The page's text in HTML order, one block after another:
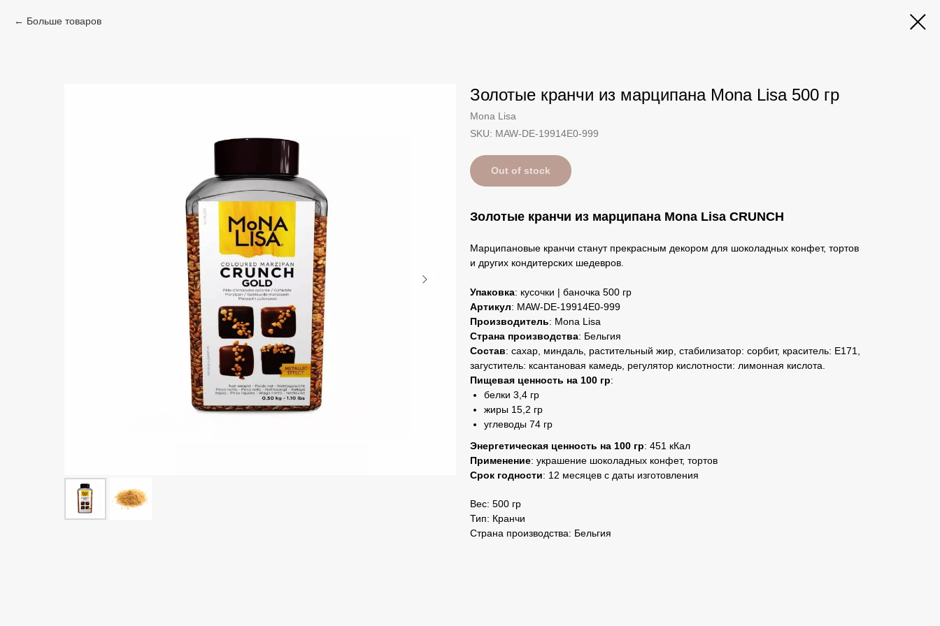
Больше товаров
Золотые кранчи из марципана Mona Lisa 500 гр
Mona Lisa
SKU: MAW-DE-19914E0-999
Out of stock
Золотые кранчи из марципана Mona Lisa CRUNCH
Марципановые кранчи станут прекрасным декором для шоколадных конфет, тортов
и других кондитерских шедевров.
Упаковка: кусочки | баночка 500 гр
Артикул: MAW-DE-19914E0-999
Производитель: Mona Lisa
Страна производства: Бельгия
Состав: сахар, миндаль, растительный жир, стабилизатор: сорбит, краситель: E171,
загуститель: ксантановая камедь, регулятор кислотности: лимонная кислота.
Пищевая ценность на 100 гр:
белки 3,4 гр
жиры 15,2 гр
углеводы 74 гр
Энергетическая ценность на 100 гр: 451 кКал
Применение: украшение шоколадных конфет, тортов
Срок годности: 12 месяцев с даты изготовления
Вес: 500 гр
Тип: Кранчи
Страна производства: Бельгия